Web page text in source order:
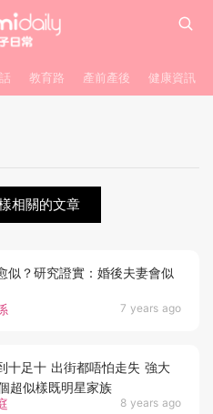
教育路 產前產後 健康資訊
相關的文章
7 years ago
似？研究證實：婚後夫妻會似
8 years ago
都唔怕走失 強大
超似樣既明星家族